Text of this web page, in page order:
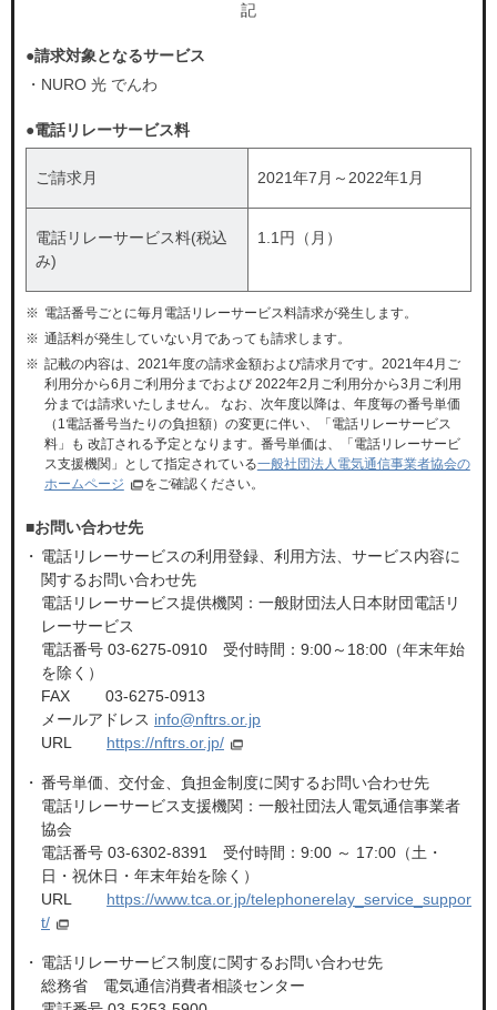
よくあるご質問を
画面右下の「ご質問・ご相談」のバナーか
らチャットでもご相談をいただけます。
受付時間 9:00~21:00
よくあるご質問を
確認する
画面右下の「ご質問・ご相談」のバナーか
記
●請求対象となるサービス
・NURO 光 でんわ
●電話リレーサービス料
ご請求月 2021年7月～2022年1月
電話リレーサービス料(税込
み)
1.1円（月）
電話番号ごとに毎月電話リレーサービス料請求が発生します。
通話料が発生していない月であっても請求します。
記載の内容は、2021年度の請求金額および請求月です。2021年4月ご
利用分から6月ご利用分までおよび 2022年2月ご利用分から3月ご利用
分までは請求いたしません。 なお、次年度以降は、年度毎の番号単価
（1電話番号当たりの負担額）の変更に伴い、「電話リレーサービス
料」も 改訂される予定となります。番号単価は、「電話リレーサービ
ス支援機関」として指定されている一般社団法人電気通信事業者協会の
ホームページ
をご確認ください。
■お問い合わせ先
電話リレーサービスの利用登録、利用方法、サービス内容に
関するお問い合わせ先
電話リレーサービス提供機関：一般財団法人日本財団電話リ
レーサービス
電話番号 03-6275-0910 受付時間：9:00～18:00（年末年始
を除く）
FAX 03-6275-0913
メールアドレス info@nftrs.or.jp
URL https://nftrs.or.jp/
番号単価、交付金、負担金制度に関するお問い合わせ先
電話リレーサービス支援機関：一般社団法人電気通信事業者
協会
電話番号 03-6302-8391 受付時間：9:00 ～ 17:00（土・
日・祝休日・年末年始を除く）
URL https://www.tca.or.jp/telephonerelay_service_suppor
t/
電話リレーサービス制度に関するお問い合わせ先
総務省 電気通信消費者相談センター